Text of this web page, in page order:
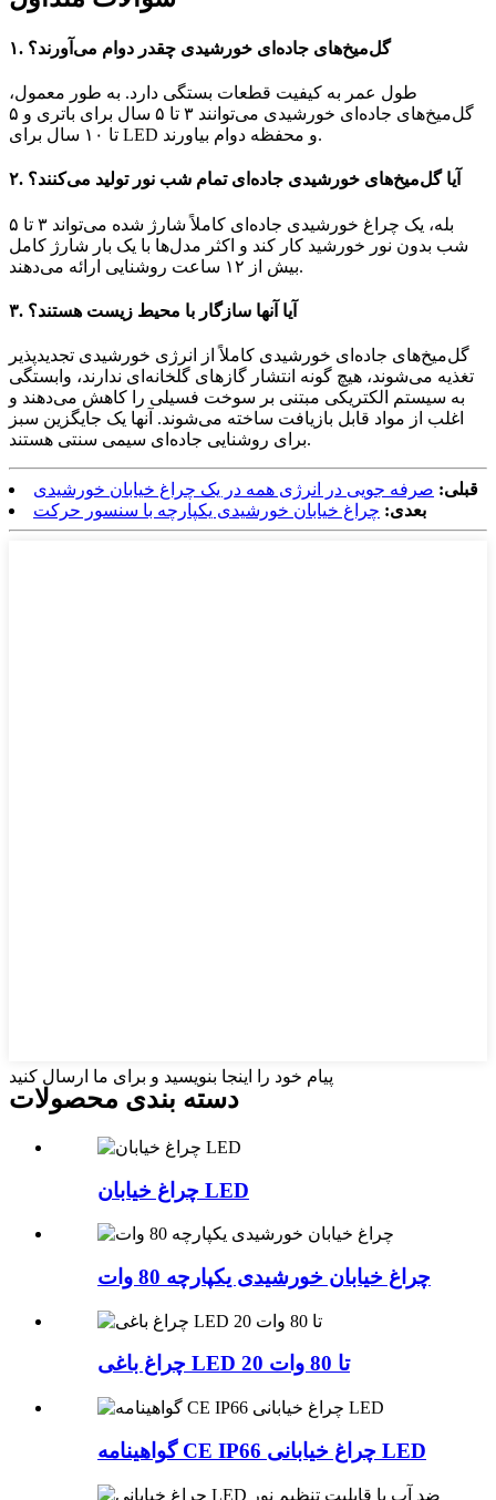
۱. گل‌میخ‌های جاده‌ای خورشیدی چقدر دوام می‌آورند؟
طول عمر به کیفیت قطعات بستگی دارد. به طور معمول،
گل‌میخ‌های جاده‌ای خورشیدی می‌توانند ۳ تا ۵ سال برای باتری و ۵
تا ۱۰ سال برای LED و محفظه دوام بیاورند.
۲. آیا گل‌میخ‌های خورشیدی جاده‌ای تمام شب نور تولید می‌کنند؟
بله، یک چراغ خورشیدی جاده‌ای کاملاً شارژ شده می‌تواند ۳ تا ۵
شب بدون نور خورشید کار کند و اکثر مدل‌ها با یک بار شارژ کامل
بیش از ۱۲ ساعت روشنایی ارائه می‌دهند.
۳. آیا آنها سازگار با محیط زیست هستند؟
گل‌میخ‌های جاده‌ای خورشیدی کاملاً از انرژی خورشیدی تجدیدپذیر
تغذیه می‌شوند، هیچ گونه انتشار گازهای گلخانه‌ای ندارند، وابستگی
به سیستم الکتریکی مبتنی بر سوخت فسیلی را کاهش می‌دهند و
اغلب از مواد قابل بازیافت ساخته می‌شوند. آنها یک جایگزین سبز
برای روشنایی جاده‌ای سیمی سنتی هستند.
قبلی: صرفه جویی در انرژی همه در یک چراغ خیابان خورشیدی
بعدی: چراغ خیابان خورشیدی یکپارچه با سنسور حرکت
پیام خود را اینجا بنویسید و برای ما ارسال کنید
دسته بندی محصولات
چراغ خیابان LED
چراغ خیابان خورشیدی یکپارچه 80 وات
چراغ باغی LED 20 تا 80 وات
گواهینامه CE IP66 چراغ خیابانی LED